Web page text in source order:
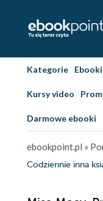
Kategorie Ebooki
Kursy video
Darmowe ebooki
ebookpoint.pl »
Codziennie inna